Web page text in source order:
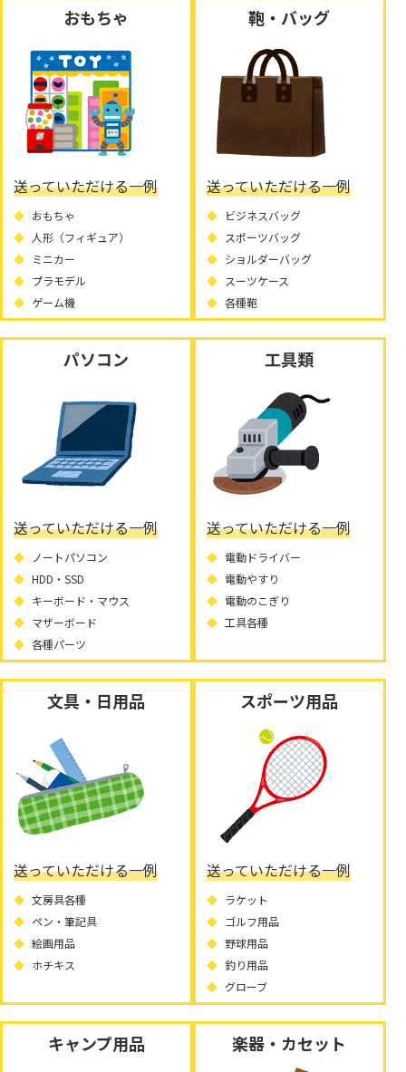
おもちゃ
送っていただける一例
おもちゃ
人形（フィギュア）
ミニカー
プラモデル
ゲーム機
鞄・バッグ
送っていただける一例
ビジネスバッグ
スポーツバッグ
ショルダーバッグ
スーツケース
各種鞄
パソコン
送っていただける一例
ノートパソコン
HDD・SSD
キーボード・マウス
マザーボード
各種パーツ
工具類
送っていただける一例
電動ドライバー
電動やすり
電動のこぎり
工具各種
文具・日用品
送っていただける一例
文房具各種
ペン・筆記具
絵画用品
ホチキス
スポーツ用品
送っていただける一例
ラケット
ゴルフ用品
野球用品
釣り用品
グローブ
キャンプ用品 楽器・カセット